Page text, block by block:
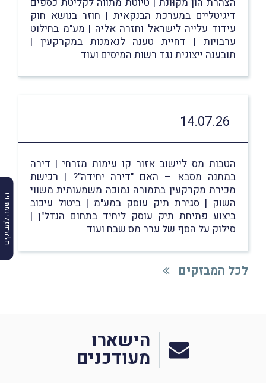
הרשמה למבזקים
דיגיטליים במערכת הבנקאית | חוזר בנושא חוק
עידוד עלייה לישראל וחזרה אליה | מע"מ בחילוט
ערבויות | דחיית טענה לנאמנות במקרקעין |
תובענה ייצוגית נגד רשות המיסים ועוד
14.07.26
הטבות מס ליישוב אזור קו עימות מזרחי | דירה
במתנה מסבא – האם "דירה יחידה"? | רכישת
מכירת מקרקעין בתמורה נמוכה משמעותית משווי
השוק | סגירת תיק עוסק במע"מ | ביטול עיכוב
ביצוע פתיחת תיק עוסק ליחיד בתחום הנדל"ן |
סילוק על הסף של ערר מס שבח ועוד
לכל המבזקים
הישארו
מעודכנים